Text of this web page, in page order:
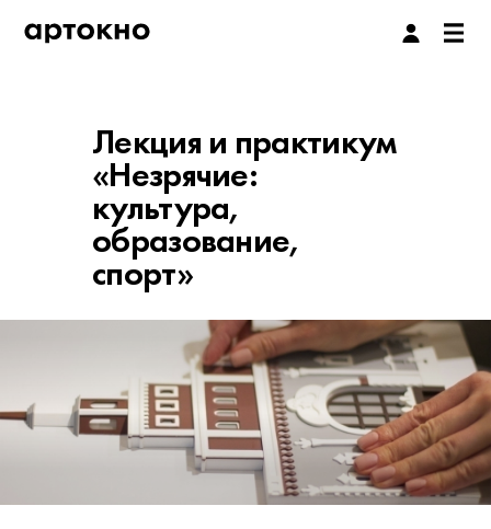
Лекция и практикум
«Незрячие:
культура,
образование,
спорт»